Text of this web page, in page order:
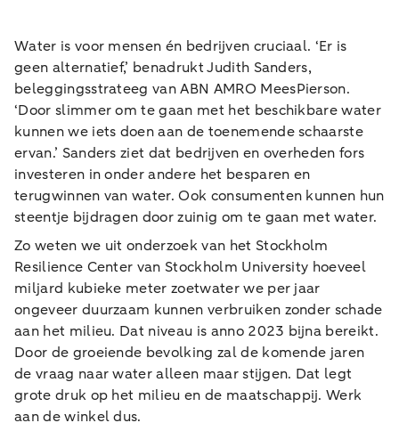
Water is voor mensen én bedrijven cruciaal. ‘Er is
geen alternatief,’ benadrukt Judith Sanders,
beleggingsstrateeg van ABN AMRO MeesPierson.
‘Door slimmer om te gaan met het beschikbare water
kunnen we iets doen aan de toenemende schaarste
ervan.’ Sanders ziet dat bedrijven en overheden fors
investeren in onder andere het besparen en
terugwinnen van water. Ook consumenten kunnen hun
steentje bijdragen door zuinig om te gaan met water.
Zo weten we uit onderzoek van het Stockholm
Resilience Center van Stockholm University hoeveel
miljard kubieke meter zoetwater we per jaar
ongeveer duurzaam kunnen verbruiken zonder schade
aan het milieu. Dat niveau is anno 2023 bijna bereikt.
Door de groeiende bevolking zal de komende jaren
de vraag naar water alleen maar stijgen. Dat legt
grote druk op het milieu en de maatschappij. Werk
aan de winkel dus.